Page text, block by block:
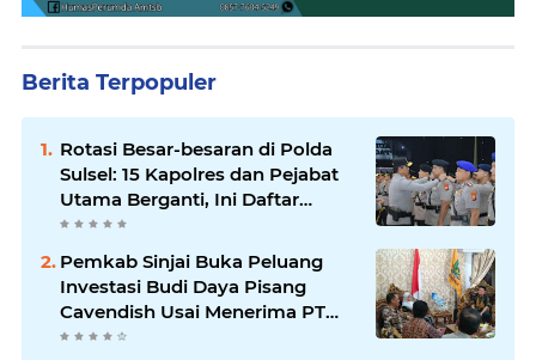
Berita Terpopuler
Rotasi Besar-besaran di Polda
Sulsel: 15 Kapolres dan Pejabat
Utama Berganti, Ini Daftar
Lengkapnya
Pemkab Sinjai Buka Peluang
Investasi Budi Daya Pisang
Cavendish Usai Menerima PT
GGF